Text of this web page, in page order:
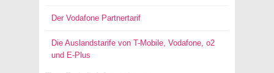
Der Vodafone Partnertarif
Die Auslandstarife von T-Mobile, Vodafone, o2
und E-Plus